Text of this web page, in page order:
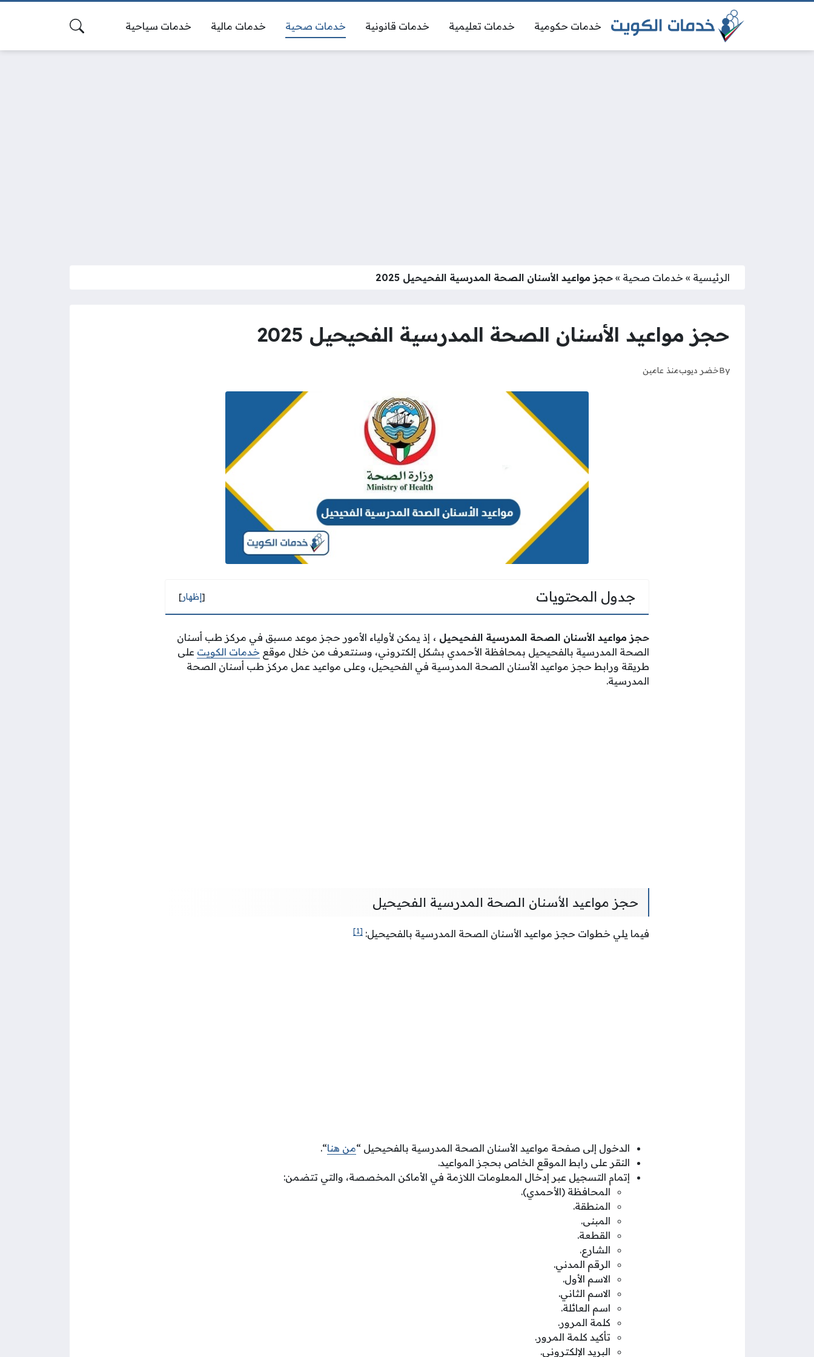
خدمات حكومية خدمات تعليمية خدمات قانونية خدمات صحية خدمات مالية خدمات سياحية
الرئيسية » خدمات صحية »حجز مواعيد الأسنان الصحة المدرسية الفحيحيل 2025
حجز مواعيد الأسنان الصحة المدرسية الفحيحيل 2025
Byخضر ديوبمنذ عامين
جدول المحتويات [إظهار]
حجز مواعيد الأسنان الصحة المدرسية الفحيحيل ، إذ يمكن لأولياء الأمور حجز موعد مسبق في مركز طب أسنان
الصحة المدرسية بالفحيحيل بمحافظة الأحمدي بشكل إلكتروني، وسنتعرف من خلال موقع خدمات الكويت على
طريقة ورابط حجز مواعيد الأسنان الصحة المدرسية في الفحيحيل، وعلى مواعيد عمل مركز طب أسنان الصحة
المدرسية.
حجز مواعيد الأسنان الصحة المدرسية الفحيحيل
فيما يلي خطوات حجز مواعيد الأسنان الصحة المدرسية بالفحيحيل: [1]
الدخول إلى صفحة مواعيد الأسنان الصحة المدرسية بالفحيحيل “من هنا“.
النقر على رابط الموقع الخاص بحجز المواعيد.
إتمام التسجيل عبر إدخال المعلومات اللازمة في الأماكن المخصصة، والتي تتضمن:
المحافظة (الأحمدي).
المنطقة.
المبنى.
القطعة.
الشارع.
الرقم المدني.
الاسم الأول.
الاسم الثاني.
اسم العائلة.
كلمة المرور.
تأكيد كلمة المرور.
البريد الإلكتروني.